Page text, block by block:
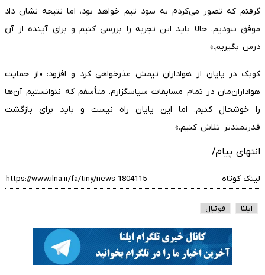
گرفتم که تصور می‌کردم به سود تیم خواهد بود، اما نتیجه نشان داد
موفق نبودیم. حالا باید این تجربه را بررسی کنیم و برای آینده از آن
درس بگیریم.»
کوبک در پایان از هواداران تیمش عذرخواهی کرد و افزود: «از حمایت
هواداران‌مان در تمام مسابقات سپاسگزارم. متأسفم که نتوانستیم آن‌ها
را خوشحال کنیم، اما این پایان راه نیست و باید برای بازگشت
قدرتمندتر تلاش کنیم.»
انتهای پیام/
لینک کوتاه
ایلنا فوتبال